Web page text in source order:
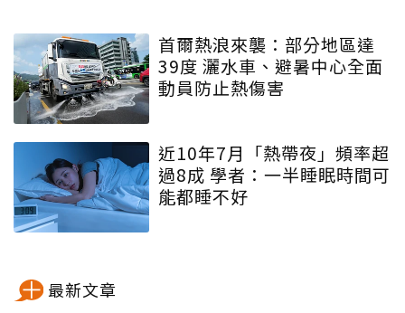
首爾熱浪來襲：部分地區達
39度 灑水車、避暑中心全面
動員防止熱傷害
近10年7月「熱帶夜」頻率超
過8成 學者：一半睡眠時間可
能都睡不好
最新文章